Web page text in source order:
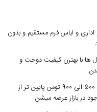
اداری و لباس فرم مستقیم و بدون
ها با بهترن کیفیت دوخت و
🔸 بیشتر مدلا 500 الی 900 تومن پایین تر از
در بازار عرضه میشن